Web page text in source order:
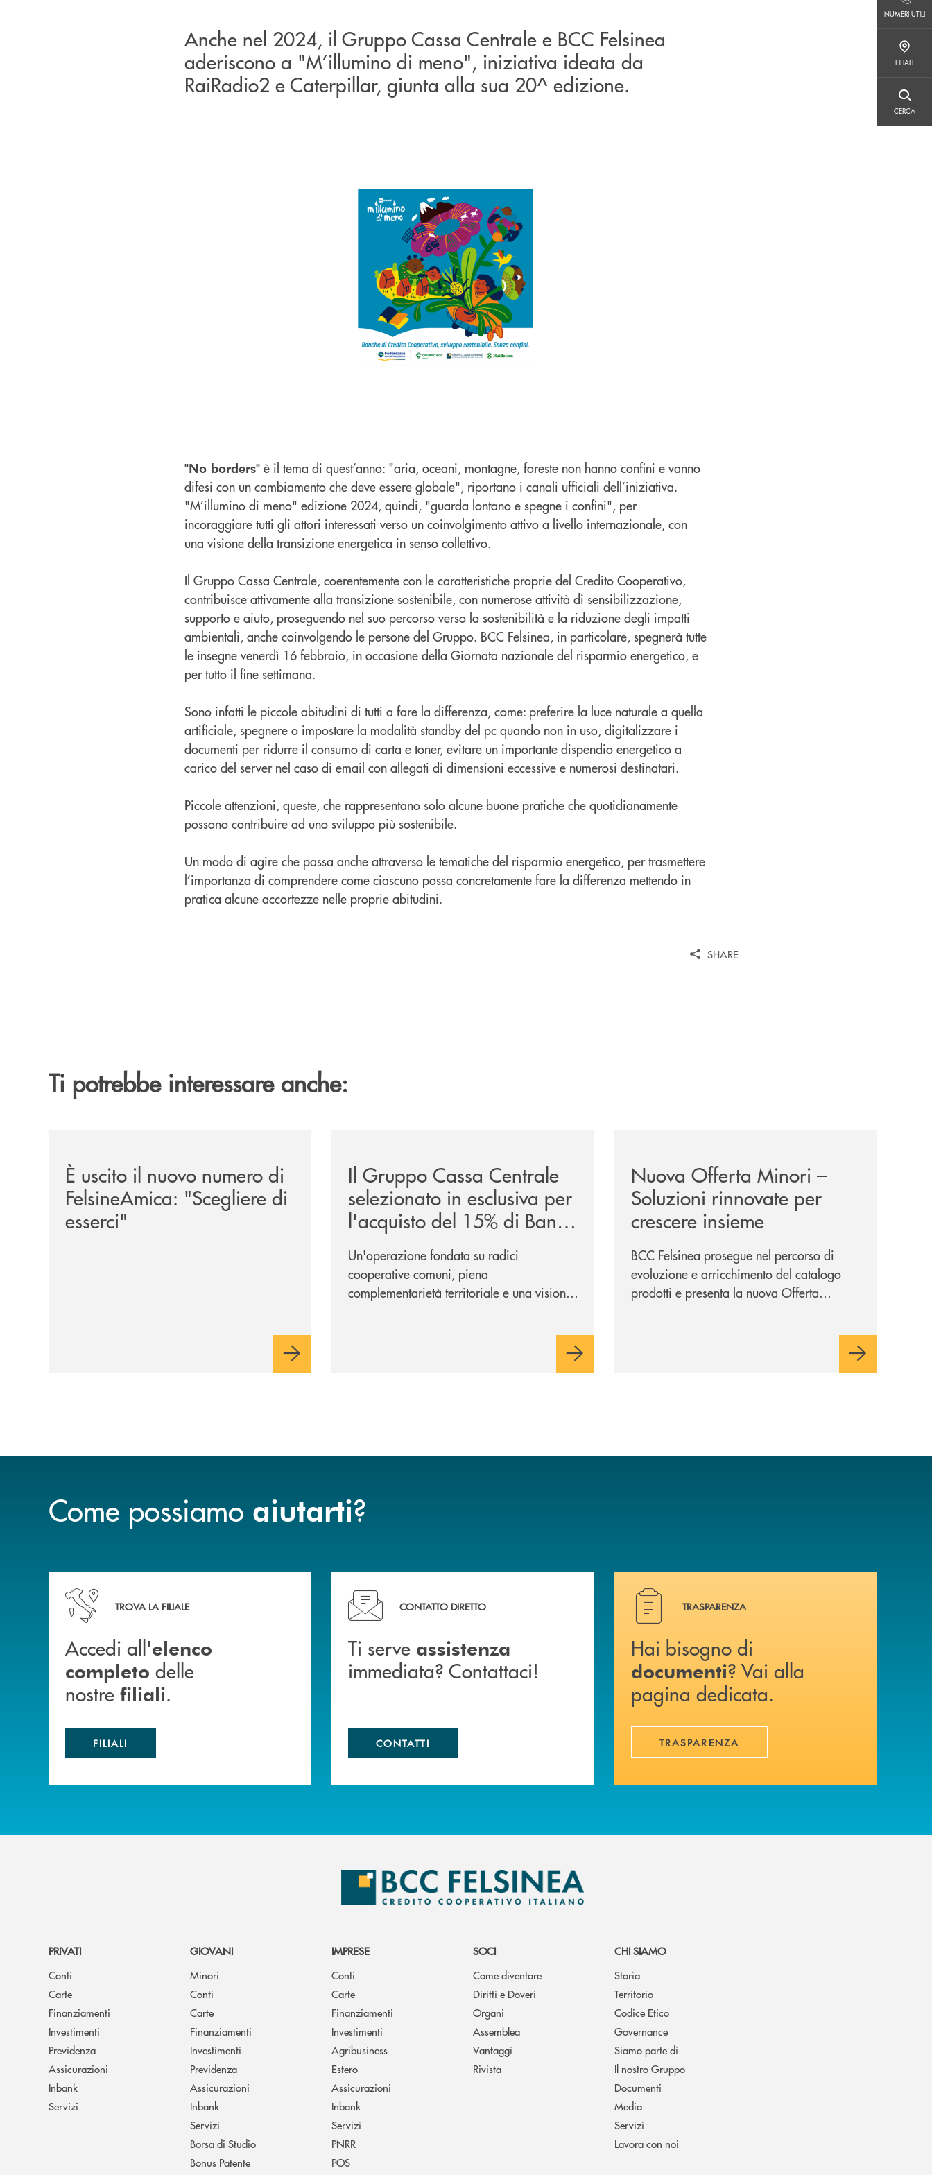
NUMERI UTILI
FILIALI
CERCA
Anche nel 2024, il Gruppo Cassa Centrale e BCC Felsinea
aderiscono a "M’illumino di meno", iniziativa ideata da
RaiRadio2 e Caterpillar, giunta alla sua 20^ edizione.
"No borders" è il tema di quest’anno: "aria, oceani, montagne, foreste non hanno confini e vanno
difesi con un cambiamento che deve essere globale", riportano i canali ufficiali dell’iniziativa.
"M’illumino di meno" edizione 2024, quindi, "guarda lontano e spegne i confini", per
incoraggiare tutti gli attori interessati verso un coinvolgimento attivo a livello internazionale, con
una visione della transizione energetica in senso collettivo.
Il Gruppo Cassa Centrale, coerentemente con le caratteristiche proprie del Credito Cooperativo,
contribuisce attivamente alla transizione sostenibile, con numerose attività di sensibilizzazione,
supporto e aiuto, proseguendo nel suo percorso verso la sostenibilità e la riduzione degli impatti
ambientali, anche coinvolgendo le persone del Gruppo. BCC Felsinea, in particolare, spegnerà tutte
le insegne venerdì 16 febbraio, in occasione della Giornata nazionale del risparmio energetico, e
per tutto il fine settimana.
Sono infatti le piccole abitudini di tutti a fare la differenza, come: preferire la luce naturale a quella
artificiale, spegnere o impostare la modalità standby del pc quando non in uso, digitalizzare i
documenti per ridurre il consumo di carta e toner, evitare un importante dispendio energetico a
carico del server nel caso di email con allegati di dimensioni eccessive e numerosi destinatari.
Piccole attenzioni, queste, che rappresentano solo alcune buone pratiche che quotidianamente
possono contribuire ad uno sviluppo più sostenibile.
Un modo di agire che passa anche attraverso le tematiche del risparmio energetico, per trasmettere
l’importanza di comprendere come ciascuno possa concretamente fare la differenza mettendo in
pratica alcune accortezze nelle proprie abitudini.
SHARE
Ti potrebbe interessare anche:
È uscito il nuovo numero di
FelsineAmica: "Scegliere di
esserci"
Il Gruppo Cassa Centrale
selezionato in esclusiva per
l'acquisto del 15% di Banca
Cambiano 1884
Un'operazione fondata su radici
cooperative comuni, piena
complementarietà territoriale e una visione
Nuova Offerta Minori –
Soluzioni rinnovate per
crescere insieme
BCC Felsinea prosegue nel percorso di
evoluzione e arricchimento del catalogo
prodotti e presenta la nuova Offerta
Come possiamo aiutarti?
Accedi all' elenco completo delle nostre&nbsp; filiali .
TROVA LA FILIALE
Accedi all'elenco
completo delle
nostre filiali.
FILIALI
Ti serve assistenza immediata? Contattaci!
CONTATTO DIRETTO
Ti serve assistenza
immediata? Contattaci!
CONTATTI
Hai bisogno di documenti ? Vai alla pagina dedicata.
TRASPARENZA
Hai bisogno di
documenti? Vai alla
pagina dedicata.
TRASPARENZA
PRIVATI
Conti
Carte
Finanziamenti
Investimenti
Previdenza
Assicurazioni
Inbank
Servizi
GIOVANI
Minori
Conti
Carte
Finanziamenti
Investimenti
Previdenza
Assicurazioni
Inbank
Servizi
Borsa di Studio
Bonus Patente
IMPRESE
Conti
Carte
Finanziamenti
Investimenti
Agribusiness
Estero
Assicurazioni
Inbank
Servizi
PNRR
POS
SOCI
Come diventare
Diritti e Doveri
Organi
Assemblea
Vantaggi
Rivista
CHI SIAMO
Storia
Territorio
Codice Etico
Governance
Siamo parte di
Il nostro Gruppo
Documenti
Media
Servizi
Lavora con noi